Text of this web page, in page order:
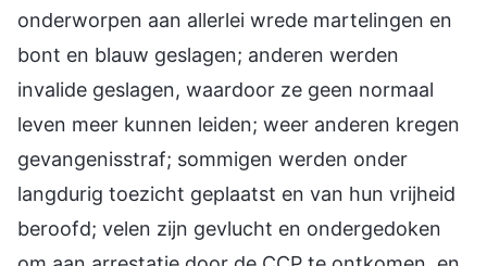
onderworpen aan allerlei wrede martelingen en
bont en blauw geslagen; anderen werden
invalide geslagen, waardoor ze geen normaal
leven meer kunnen leiden; weer anderen kregen
gevangenisstraf; sommigen werden onder
langdurig toezicht geplaatst en van hun vrijheid
beroofd; velen zijn gevlucht en ondergedoken